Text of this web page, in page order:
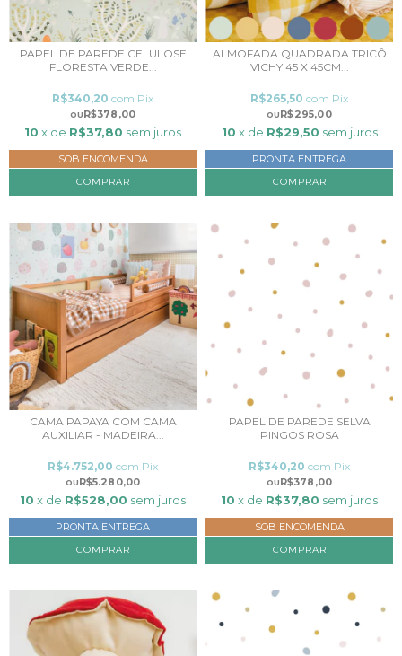
PAPEL DE PAREDE CELULOSE
FLORESTA VERDE...
R$378,00
R$340,20 com Pix
10 x de R$37,80 sem juros
SOB ENCOMENDA
COMPRAR
ALMOFADA QUADRADA TRICÔ
VICHY 45 X 45CM...
R$295,00
R$265,50 com Pix
10 x de R$29,50 sem juros
PRONTA ENTREGA
COMPRAR
CAMA PAPAYA COM CAMA
AUXILIAR - MADEIRA...
R$5.280,00
R$4.752,00 com Pix
10 x de R$528,00 sem juros
PRONTA ENTREGA
COMPRAR
PAPEL DE PAREDE SELVA
PINGOS ROSA
R$378,00
R$340,20 com Pix
10 x de R$37,80 sem juros
SOB ENCOMENDA
COMPRAR